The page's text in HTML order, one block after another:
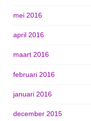
mei 2016
april 2016
maart 2016
februari 2016
januari 2016
december 2015